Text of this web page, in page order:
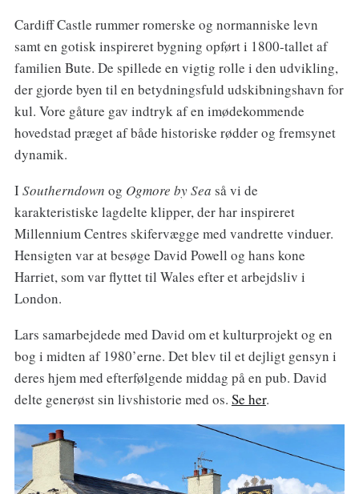
Cardiff Castle rummer romerske og normanniske levn
samt en gotisk inspireret bygning opført i 1800-tallet af
familien Bute. De spillede en vigtig rolle i den udvikling,
der gjorde byen til en betydningsfuld udskibningshavn for
kul. Vore gåture gav indtryk af en imødekommende
hovedstad præget af både historiske rødder og fremsynet
dynamik.
ISoutherndown og Ogmore by Sea så vi de
karakteristiske lagdelte klipper, der har inspireret
Millennium Centres skifervægge med vandrette vinduer.
Hensigten var at besøge David Powell og hans kone
Harriet, som var flyttet til Wales efter et arbejdsliv i
London.
Lars samarbejdede med David om et kulturprojekt og en
bog i midten af 1980’erne. Det blev til et dejligt gensyn i
deres hjem med efterfølgende middag på en pub. David
delte generøst sin livshistorie med os. Se her.